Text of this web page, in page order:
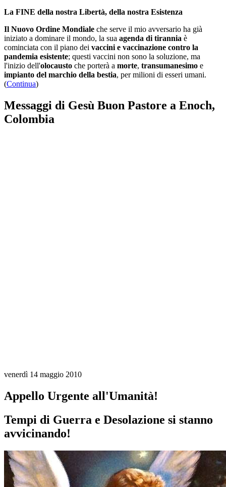
La FINE della nostra Libertà, della nostra Esistenza
Il Nuovo Ordine Mondiale che serve il mio avversario ha già
iniziato a dominare il mondo, la sua agenda di tirannia è
cominciata con il piano dei vaccini e vaccinazione contro la
pandemia esistente; questi vaccini non sono la soluzione, ma
l'inizio dell'olocausto che porterà a morte, transumanesimo e
impianto del marchio della bestia, per milioni di esseri umani.
(Continua)
Messaggi di Gesù Buon Pastore a Enoch,
Colombia
venerdì 14 maggio 2010
Appello Urgente all'Umanità!
Tempi di Guerra e Desolazione si stanno
avvicinando!